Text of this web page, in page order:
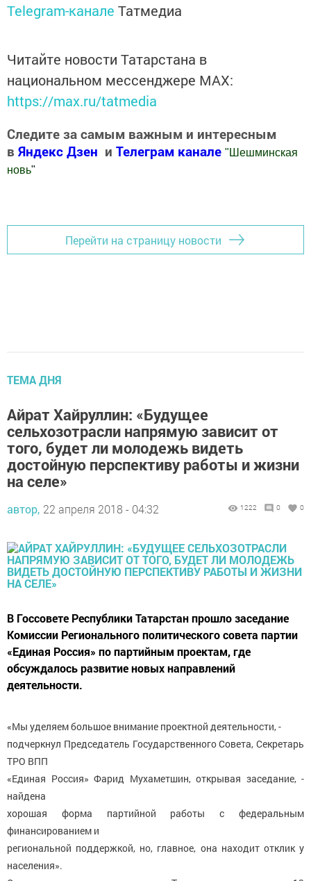
Telegram-канале Татмедиа
Читайте новости Татарстана в
национальном мессенджере MАХ:
https://max.ru/tatmedia
Следите за самым важным и интересным
в Яндекс Дзен и Телеграм канале " Шешминская
новь"
Перейти на страницу новости
ТЕМА ДНЯ
Айрат Хайруллин: «Будущее
сельхозотрасли напрямую зависит от
того, будет ли молодежь видеть
достойную перспективу работы и жизни
на селе»
автор, 22 апреля 2018 - 04:32 1222 0 0
В Госсовете Республики Татарстан прошло заседание
Комиссии Регионального политического совета партии
«Единая Россия» по партийным проектам, где
обсуждалось развитие новых направлений
деятельности.
«Мы уделяем большое внимание проектной деятельности, -
подчеркнул Председатель Государственного Совета, Секретарь
ТРО ВПП
«Единая Россия» Фарид Мухаметшин, открывая заседание, -
найдена
хорошая форма партийной работы с федеральным
финансированием и
региональной поддержкой, но, главное, она находит отклик у
населения».